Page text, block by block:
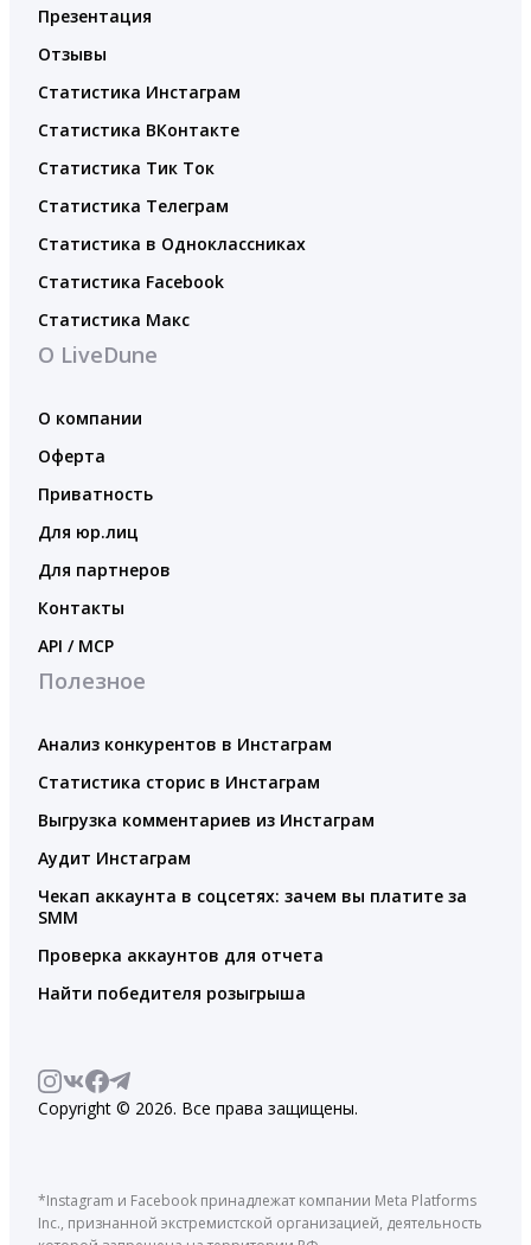
Презентация
Отзывы
Статистика Инстаграм
Статистика ВКонтакте
Статистика Тик Ток
Статистика Телеграм
Статистика в Одноклассниках
Статистика Facebook
Статистика Макс
О LiveDune
О компании
Оферта
Приватность
Для юр.лиц
Для партнеров
Контакты
API / MCP
Полезное
Анализ конкурентов в Инстаграм
Статистика сторис в Инстаграм
Выгрузка комментариев из Инстаграм
Аудит Инстаграм
Чекап аккаунта в соцсетях: зачем вы платите за
SMM
Проверка аккаунтов для отчета
Найти победителя розыгрыша
Copyright © 2026. Все права защищены.
*Instagram и Facebook принадлежат компании Meta Platforms
Inc., признанной экстремистской организацией, деятельность